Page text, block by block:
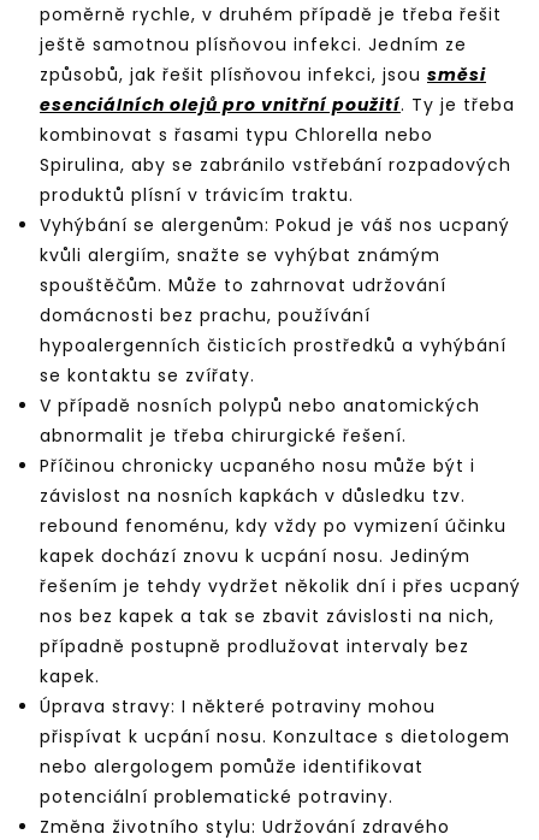
poměrně rychle, v druhém případě je třeba řešit
ještě samotnou plísňovou infekci. Jedním ze
způsobů, jak řešit plísňovou infekci, jsou směsi
esenciálních olejů pro vnitřní použití. Ty je třeba
kombinovat s řasami typu Chlorella nebo
Spirulina, aby se zabránilo vstřebání rozpadových
produktů plísní v trávicím traktu.
Vyhýbání se alergenům: Pokud je váš nos ucpaný
kvůli alergiím, snažte se vyhýbat známým
spouštěčům. Může to zahrnovat udržování
domácnosti bez prachu, používání
hypoalergenních čisticích prostředků a vyhýbání
se kontaktu se zvířaty.
V případě nosních polypů nebo anatomických
abnormalit je třeba chirurgické řešení.
Příčinou chronicky ucpaného nosu může být i
závislost na nosních kapkách v důsledku tzv.
rebound fenoménu, kdy vždy po vymizení účinku
kapek dochází znovu k ucpání nosu. Jediným
řešením je tehdy vydržet několik dní i přes ucpaný
nos bez kapek a tak se zbavit závislosti na nich,
případně postupně prodlužovat intervaly bez
kapek.
Úprava stravy: I některé potraviny mohou
přispívat k ucpání nosu. Konzultace s dietologem
nebo alergologem pomůže identifikovat
potenciální problematické potraviny.
Změna životního stylu: Udržování zdravého